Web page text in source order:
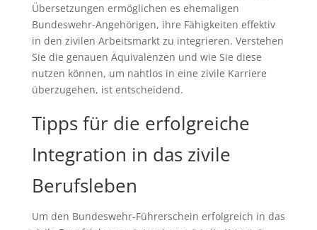
Übersetzungen ermöglichen es ehemaligen
Bundeswehr-Angehörigen, ihre Fähigkeiten effektiv
in den zivilen Arbeitsmarkt zu integrieren. Verstehen
Sie die genauen Äquivalenzen und wie Sie diese
nutzen können, um nahtlos in eine zivile Karriere
überzugehen, ist entscheidend.
Tipps für die erfolgreiche
Integration in das zivile
Berufsleben
Um den Bundeswehr-Führerschein erfolgreich in das